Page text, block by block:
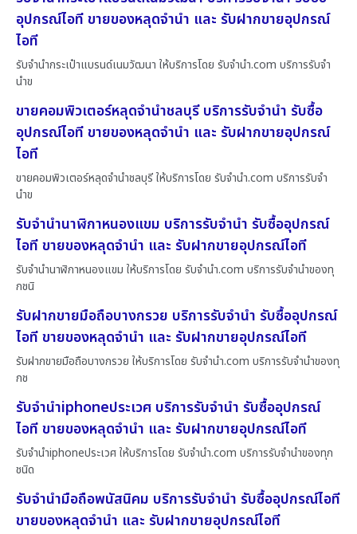
อุปกรณ์ไอที ขายของหลุดจำนำ และ รับฝากขายอุปกรณ์
ไอที
รับจำนำกระเป๋าแบรนด์เนมวัฒนา ให้บริการโดย รับจํานํา.com บริการรับจำ
นำข
ขายคอมพิวเตอร์หลุดจำนำชลบุรี บริการรับจำนำ รับซื้อ
อุปกรณ์ไอที ขายของหลุดจำนำ และ รับฝากขายอุปกรณ์
ไอที
ขายคอมพิวเตอร์หลุดจำนำชลบุรี ให้บริการโดย รับจํานํา.com บริการรับจำ
นำข
รับจำนำนาฬิกาหนองแขม บริการรับจำนำ รับซื้ออุปกรณ์
ไอที ขายของหลุดจำนำ และ รับฝากขายอุปกรณ์ไอที
รับจำนำนาฬิกาหนองแขม ให้บริการโดย รับจํานํา.com บริการรับจำนำของทุ
กชนิ
รับฝากขายมือถือบางกรวย บริการรับจำนำ รับซื้ออุปกรณ์
ไอที ขายของหลุดจำนำ และ รับฝากขายอุปกรณ์ไอที
รับฝากขายมือถือบางกรวย ให้บริการโดย รับจํานํา.com บริการรับจำนำของทุ
กช
รับจำนำiphoneประเวศ บริการรับจำนำ รับซื้ออุปกรณ์
ไอที ขายของหลุดจำนำ และ รับฝากขายอุปกรณ์ไอที
รับจำนำiphoneประเวศ ให้บริการโดย รับจํานํา.com บริการรับจำนำของทุก
ชนิด
รับจำนำมือถือพนัสนิคม บริการรับจำนำ รับซื้ออุปกรณ์ไอที
ขายของหลุดจำนำ และ รับฝากขายอุปกรณ์ไอที